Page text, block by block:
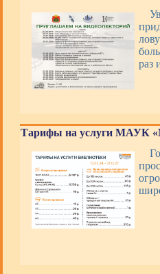
раз
Тарифы на услуги МАУК